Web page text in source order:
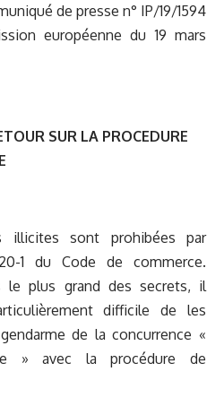
de presse n° IP/19/1594
européenne du 19 mars
SUR LA PROCEDURE
illicites sont prohibées par
1 du Code de commerce.
le plus grand des secrets, il
difficile de les
de la concurrence «
» avec la procédure de